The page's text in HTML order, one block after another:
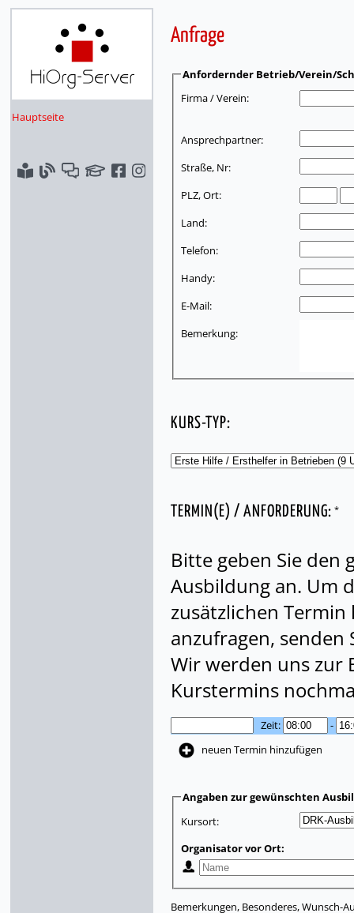
Hauptseite
Anfrage
Anfordernder Betrieb/Verein/
Firma / Verein:
Ansprechpartner:
Straße, Nr:
PLZ, Ort:
Land:
Telefon:
Handy:
E-Mail:
Bemerkung:
KURS-TYP:
TERMIN(E) / ANFORDERUNG: *
Bitte geben Sie den
Ausbildung an. Um
zusätzlichen
anzufragen, senden
Wir werden uns zur
Kurstermins
Zeit:
-
neuen Termin hinzufügen
Angaben zur gewünschten
Kursort:
Organisator vor Ort:
Bemerkungen, Besonderes, Wunsch-